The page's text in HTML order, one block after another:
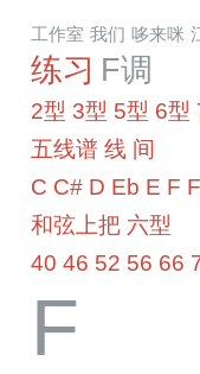
工作室 我们 哆来咪
练习 F调
2型 3型 5型 6型
五线谱 线 间
C C# D Eb E F
和弦上把 六型
40 46 52 56 66
​F